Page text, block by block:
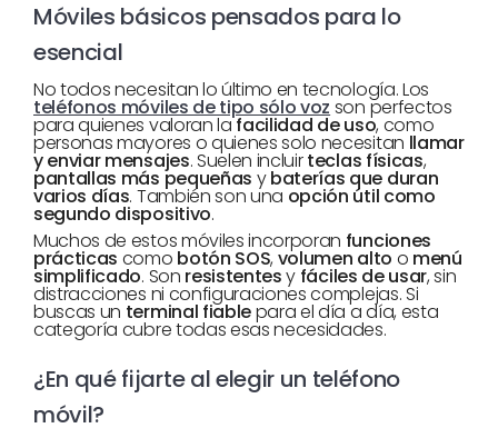
Móviles básicos pensados para lo
esencial
No todos necesitan lo último en tecnología. Los
teléfonos móviles de tipo sólo voz son perfectos
para quienes valoran lafacilidad de uso, como
personas mayores o quienes solo necesitan llamar
y enviar mensajes. Suelen incluirteclas físicas,
pantallas más pequeñas ybaterías que duran
varios días. También son una opción útil como
segundo dispositivo.
Muchos de estos móviles incorporan funciones
prácticas como botón SOS, volumen alto o menú
simplificado. Son resistentesy fáciles de usar, sin
distracciones ni configuraciones complejas. Si
buscas un terminal fiablepara el día a día, esta
categoría cubre todas esas necesidades.
¿En qué fijarte al elegir un teléfono
móvil?